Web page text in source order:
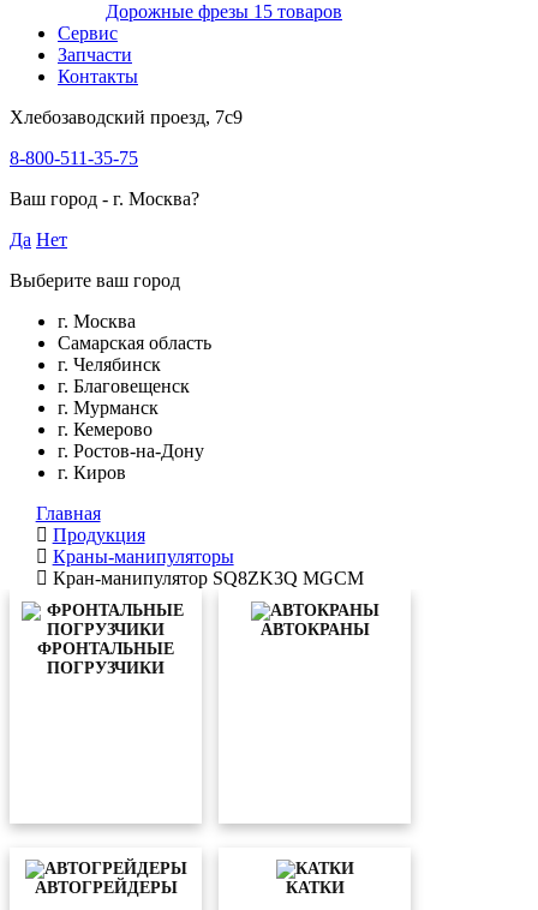
Дорожные фрезы 15 товаров
Сервис
Запчасти
Контакты
Хлебозаводский проезд, 7с9
8-800-511-35-75
Ваш город - г. Москва?
Да Нет
Выберите ваш город
г. Москва
Самарская область
г. Челябинск
г. Благовещенск
г. Мурманск
г. Кемерово
г. Ростов-на-Дону
г. Киров
Главная
Продукция
Краны-манипуляторы
Кран-манипулятор SQ8ZK3Q MGCM
ФРОНТАЛЬНЫЕ
ПОГРУЗЧИКИ
АВТОКРАНЫ
АВТОГРЕЙДЕРЫ КАТКИ